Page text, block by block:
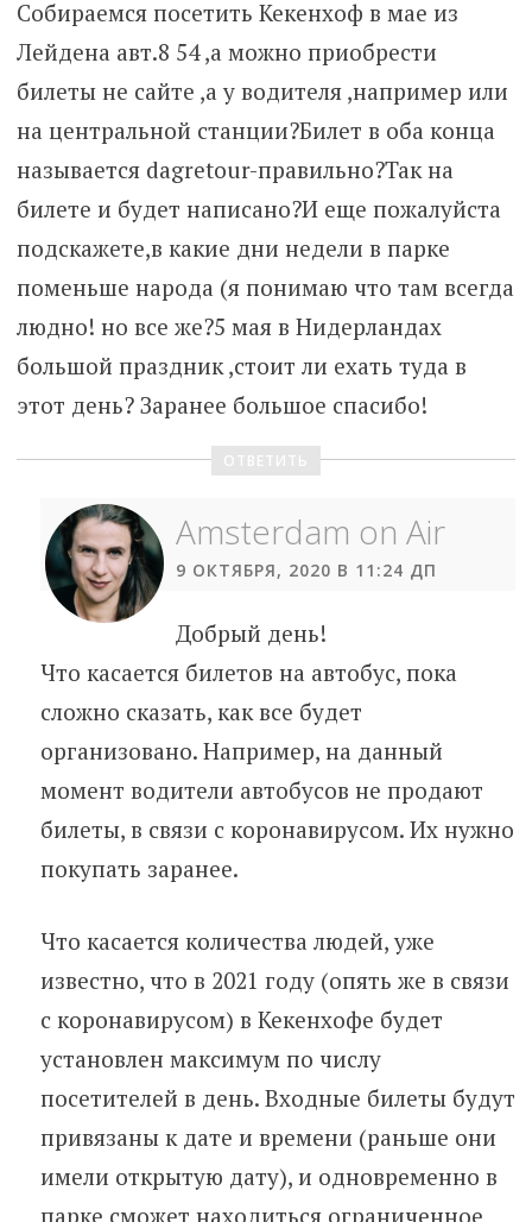
Собираемся посетить Кекенхоф в мае из
Лейдена авт.8 54 ,а можно приобрести
билеты не сайте ,а у водителя ,например или
на центральной станции?Билет в оба конца
называется dagretour-правильно?Так на
билете и будет написано?И еще пожалуйста
подскажете,в какие дни недели в парке
поменьше народа (я понимаю что там всегда
людно! но все же?5 мая в Нидерландах
большой праздник ,стоит ли ехать туда в
этот день? Заранее большое спасибо!
ОТВЕТИТЬ
Amsterdam on Air
9 ОКТЯБРЯ, 2020 В 11:24 ДП
Добрый день!
Что касается билетов на автобус, пока
сложно сказать, как все будет
организовано. Например, на данный
момент водители автобусов не продают
билеты, в связи с коронавирусом. Их нужно
покупать заранее.
Что касается количества людей, уже
известно, что в 2021 году (опять же в связи
с коронавирусом) в Кекенхофе будет
установлен максимум по числу
посетителей в день. Входные билеты будут
привязаны к дате и времени (раньше они
имели открытую дату), и одновременно в
парке сможет находиться ограниченное